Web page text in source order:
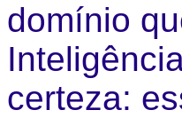
domínio
certeza: